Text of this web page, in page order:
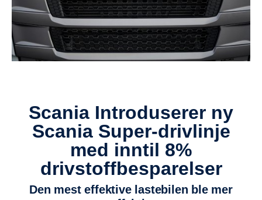
Scania Introduserer ny
Scania Super-drivlinje
med inntil 8%
drivstoffbesparelser
Den mest effektive lastebilen ble mer